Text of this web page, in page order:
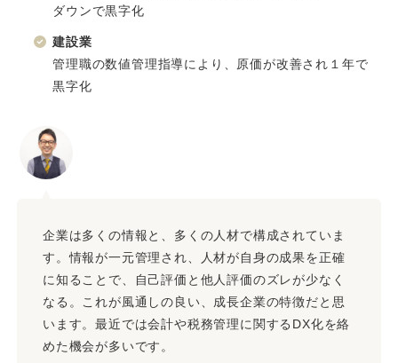
ダウンで黒字化
建設業
管理職の数値管理指導により、原価が改善され１年で
黒字化
企業は多くの情報と、多くの人材で構成されていま
す。情報が一元管理され、人材が自身の成果を正確
に知ることで、自己評価と他人評価のズレが少なく
なる。これが風通しの良い、成長企業の特徴だと思
います。最近では会計や税務管理に関するDX化を絡
めた機会が多いです。